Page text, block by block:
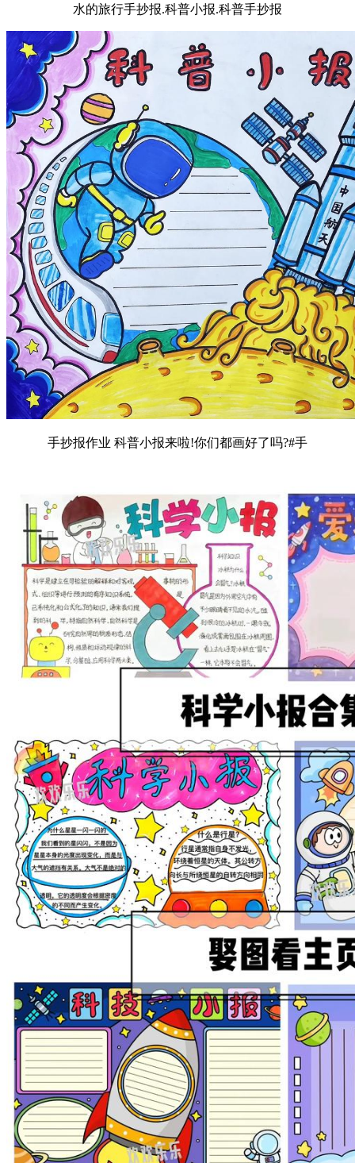
水的旅行手抄报.科普小报.科普手抄报
手抄报作业 科普小报来啦!你们都画好了吗?#手